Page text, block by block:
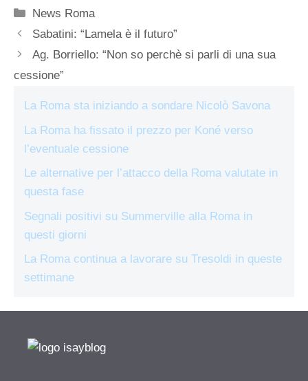
Categorie
News Roma
Sabatini: “Lamela è il futuro”
Ag. Borriello: “Non so perchè si parli di una sua
cessione”
La Roma sta iniziando a sondare Nicolò Savona
La Roma ha fissato il prezzo per Koné verso
l’eventuale cessione
Le alternative per l’attacco della Roma valutate in
questa fase
Segnali positivi su Summerville alla Roma in
questi giorni
La Roma continua a lavorare su Tresoldi in queste
settimane